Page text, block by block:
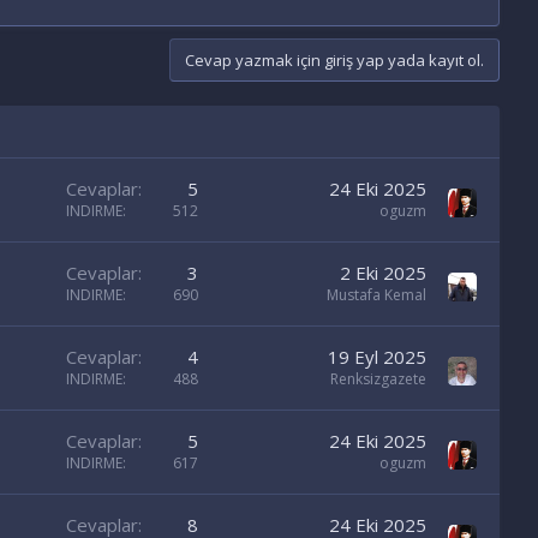
Cevap yazmak için giriş yap yada kayıt ol.
Cevaplar 5
INDIRME 512
24 Eki 2025
oguzm
Cevaplar 3
INDIRME 690
2 Eki 2025
Mustafa Kemal
Cevaplar 4
INDIRME 488
19 Eyl 2025
Renksizgazete
Cevaplar 5
INDIRME 617
24 Eki 2025
oguzm
Cevaplar 8 24 Eki 2025